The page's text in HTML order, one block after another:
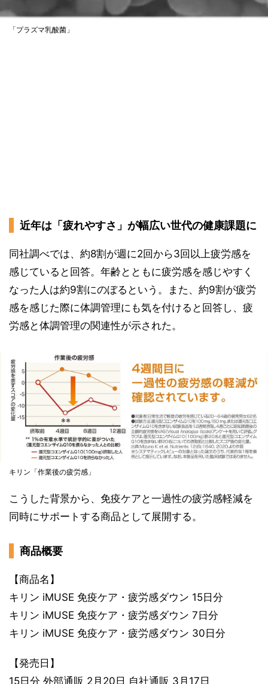
「プラズマ乳酸菌」
近年は「疲れやすさ」が幅広い世代の健康課題に
同社調べでは、約8割が週に2回から3回以上疲労感を
感じていると回答。年齢とともに疲労感を感じやすく
なった人は約9割にのぼるという。また、約9割が疲労
感を感じた際に体調管理にも気を付けると回答し、疲
労感と体調管理の関連性が示された。
キリン「作業後の疲労感」
こうした背景から、免疫ケアと一過性の疲労感軽減を
同時にサポートする商品として展開する。
商品概要
【商品名】
キリン iMUSE 免疫ケア・疲労感ダウン 15日分
キリン iMUSE 免疫ケア・疲労感ダウン 7日分
キリン iMUSE 免疫ケア・疲労感ダウン 30日分
【発売日】
15日分 外部通販 2月20日 自社通販 3月17日